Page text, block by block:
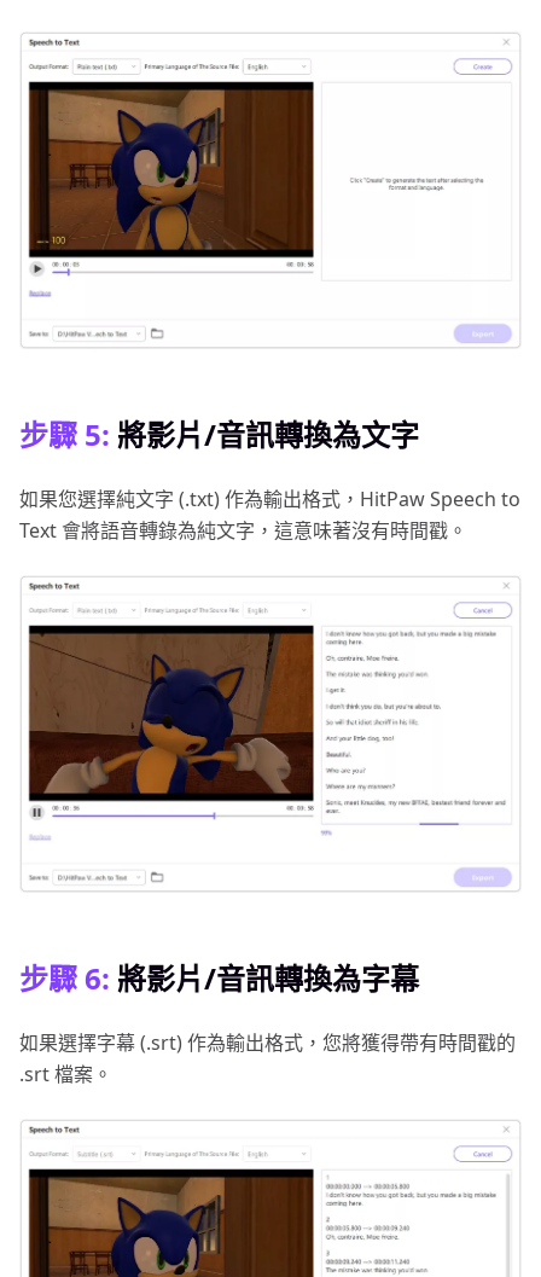
步驟 5: 將影片/音訊轉換為文字
如果您選擇純文字 (.txt) 作為輸出格式，HitPaw Speech to
Text 會將語音轉錄為純文字，這意味著沒有時間戳。
步驟 6: 將影片/音訊轉換為字幕
如果選擇字幕 (.srt) 作為輸出格式，您將獲得帶有時間戳的
.srt 檔案。